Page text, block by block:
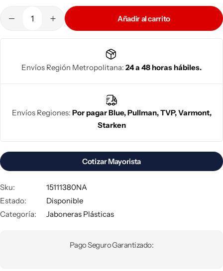
Añadir al carrito
Envíos Región Metropolitana: 24 a 48 horas hábiles.
Envíos Regiones: Por pagar Blue, Pullman, TVP, Varmont,
Starken
Cotizar Mayorista
Sku:
15111380NA
Estado:
Disponible
Categoría:
Jaboneras Plásticas
Pago Seguro Garantizado: